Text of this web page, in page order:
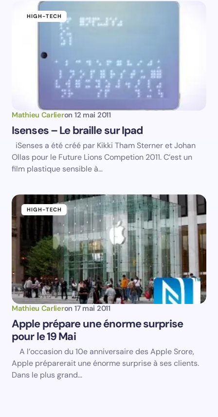
Save my name and email in this browser for the
Submit Comment
HIGH-TECH
Mathieu Carlieron 12 mai 2011
Isenses – Le braille sur Ipad
iSenses a été créé par Kikki Tham Sterner et Johan
Ollas pour le Future Lions Competion 2011. C’est un
film plastique sensible à…
HIGH-TECH
Mathieu Carlieron 17 mai 2011
Apple prépare une énorme surprise
pour le 19 Mai
A l’occasion du 10e anniversaire des Apple Srore,
Apple préparerait une énorme surprise à ses clients.
Dans le plus grand…